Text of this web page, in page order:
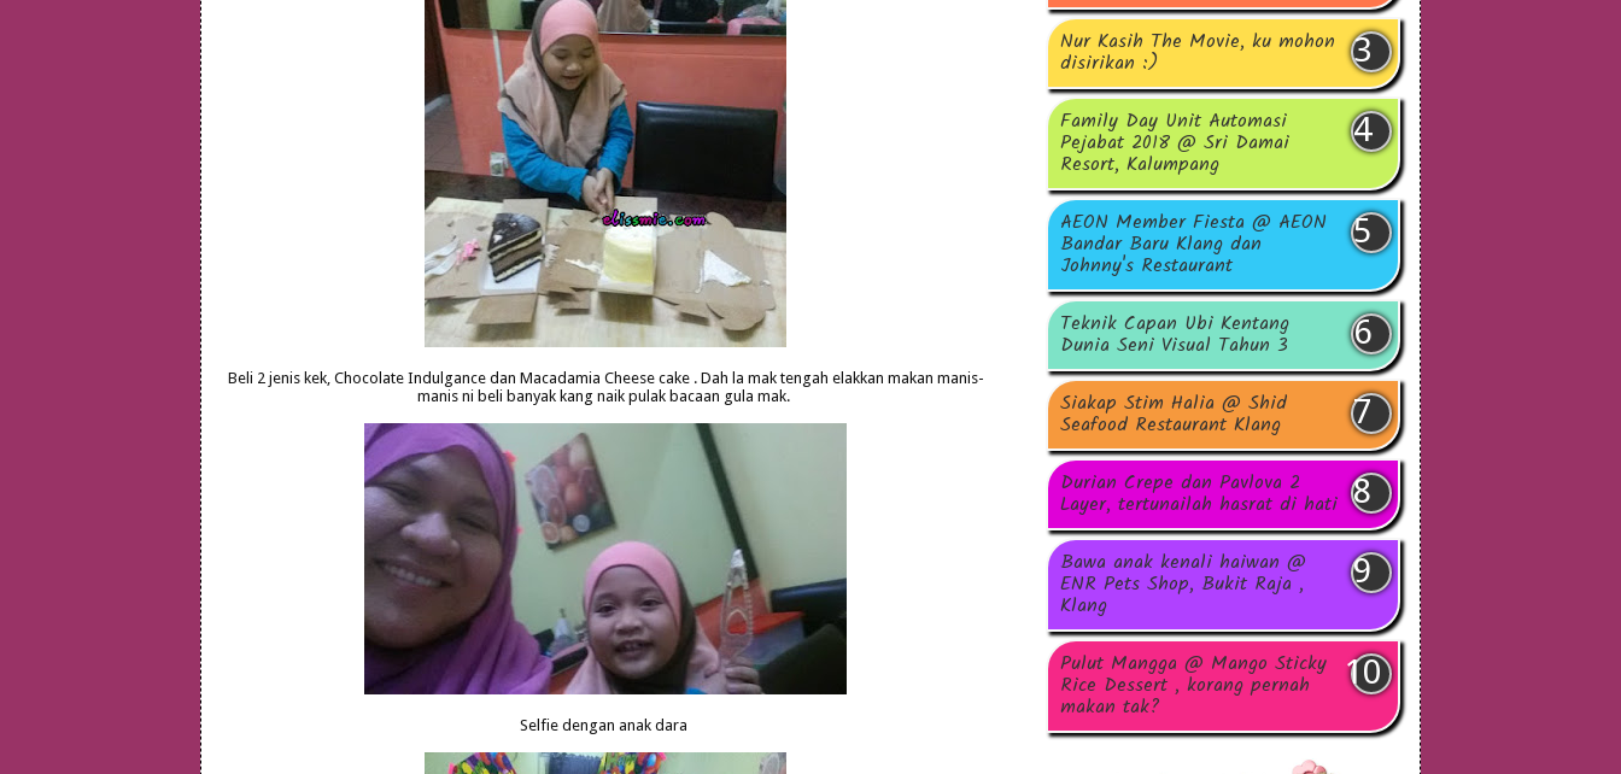
Beli 2 jenis kek, Chocolate Indulgance dan Macadamia Cheese cake . Dah la mak tengah elakkan makan manis-
manis ni beli banyak kang naik pulak bacaan gula mak.
Selfie dengan anak dara
Nur Kasih The Movie, ku mohon
disirikan :)
Family Day Unit Automasi
Pejabat 2018 @ Sri Damai
Resort, Kalumpang
AEON Member Fiesta @ AEON
Bandar Baru Klang dan
Johnny's Restaurant
Teknik Capan Ubi Kentang
Dunia Seni Visual Tahun 3
Siakap Stim Halia @ Shid
Seafood Restaurant Klang
Durian Crepe dan Pavlova 2
Layer, tertunailah hasrat di hati
Bawa anak kenali haiwan @
ENR Pets Shop, Bukit Raja ,
Klang
Pulut Mangga @ Mango Sticky
Rice Dessert , korang pernah
makan tak?